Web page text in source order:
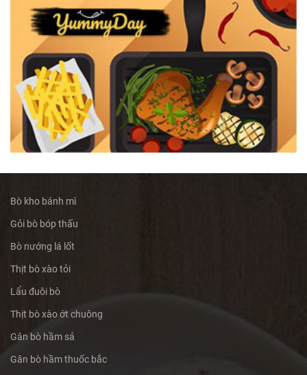
Bò kho bánh mì
Gỏi bò bóp thấu
Bò nướng lá lốt
Thịt bò xào tỏi
Lẩu đuôi bò
Thịt bò xào ớt chuông
Gân bò hầm sả
Gân bò hầm thuốc bắc